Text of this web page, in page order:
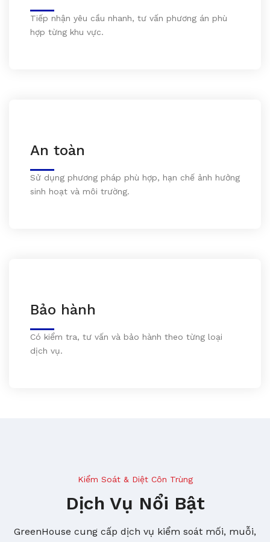
Tiếp nhận yêu cầu nhanh, tư vấn phương án phù
hợp từng khu vực.
An toàn
Sử dụng phương pháp phù hợp, hạn chế ảnh hưởng
sinh hoạt và môi trường.
Bảo hành
Có kiểm tra, tư vấn và bảo hành theo từng loại
dịch vụ.
Kiểm Soát & Diệt Côn Trùng
Dịch Vụ Nổi Bật
GreenHouse cung cấp dịch vụ kiểm soát mối, muỗi,